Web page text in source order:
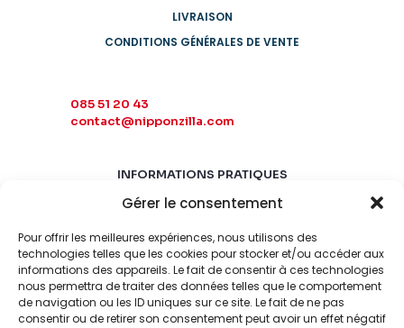
Gérer le consentement
Pour offrir les meilleures expériences, nous utilisons des
technologies telles que les cookies pour stocker et/ou accéder aux
informations des appareils. Le fait de consentir à ces technologies
nous permettra de traiter des données telles que le comportement
de navigation ou les ID uniques sur ce site. Le fait de ne pas
consentir ou de retirer son consentement peut avoir un effet négatif
LIVRAISON
CONDITIONS GÉNÉRALES DE VENTE
085 51 20 43
contact@nipponzilla.com
INFORMATIONS PRATIQUES
MARDI-SAMEDI
LUNDI-DIMANCHE
FERMÉ